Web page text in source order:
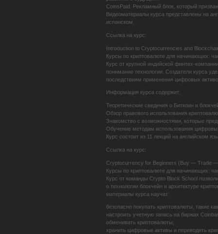
CoinsPaid. Рекламный блок, который
Видеоматериалы курса представлены на
испанском.
Ссылка на курс:
Introduction to Cryptocurrencies and
Курсы по криптовалюте для начинающих:
Курс от крупной индийской финтех-
понимание технологии. Создатели курса
последствиям применения цифровых
Информация курса содержит:
Теоретические сведения о Биткоин и
Обзор правового использования
Знакомство с возможностями, которые
Обучение методам использования
Курс состоит из 11 лекций на английском
Ссылка на курс:
Cryptocurrency for Beginners (Buy — Trade
Курсы по криптовалюте для начинающих:
Курс от команды Crypto Block School
о технологии блокчейн и архитектуре
материалы курса научат:
безопасно покупать криптовалюты, такие
настроить учетную запись на биржах
обменивать криптовалюты;
хранить цифровые активы и переводить